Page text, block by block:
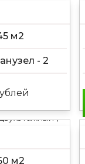
крыша
м2
- 2
,
м2